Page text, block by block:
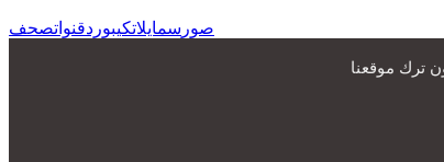
صور سمايلاتكيبوردقنواتصحف
ترك موقعنا